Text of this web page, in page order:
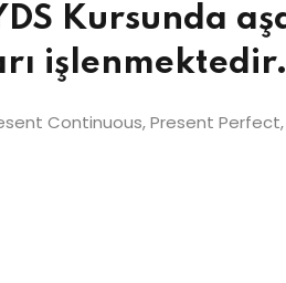
Kursunda
işlenmektedir.
Continuous, Present